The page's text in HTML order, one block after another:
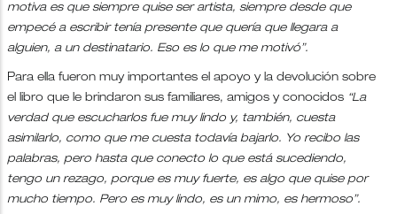
motiva es que siempre quise ser artista, siempre desde que
empecé a escribir tenía presente que quería que llegara a
alguien, a un destinatario. Eso es lo que me motivó”.
Para ella fueron muy importantes el apoyo y la devolución sobre
el libro que le brindaron sus familiares, amigos y conocidos “La
verdad que escucharlos fue muy lindo y, también, cuesta
asimilarlo, como que me cuesta todavía bajarlo. Yo recibo las
palabras, pero hasta que conecto lo que está sucediendo,
tengo un rezago, porque es muy fuerte, es algo que quise por
mucho tiempo. Pero es muy lindo, es un mimo, es hermoso”.